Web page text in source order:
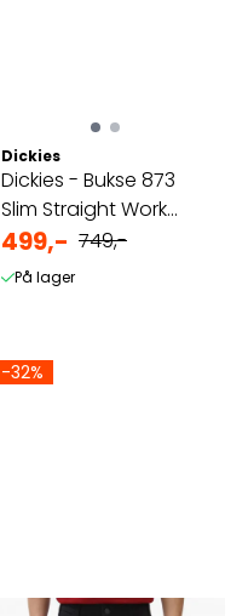
Dickies
Dickies - Bukse 873
Slim Straight Work
Pant - Olivengrønn
499,- 749,-
På lager
-32%